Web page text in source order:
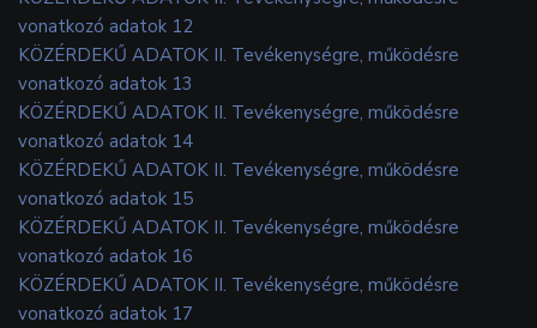
vonatkozó adatok 12
KÖZÉRDEKŰ ADATOK II. Tevékenységre, működésre
vonatkozó adatok 13
KÖZÉRDEKŰ ADATOK II. Tevékenységre, működésre
vonatkozó adatok 14
KÖZÉRDEKŰ ADATOK II. Tevékenységre, működésre
vonatkozó adatok 15
KÖZÉRDEKŰ ADATOK II. Tevékenységre, működésre
vonatkozó adatok 16
KÖZÉRDEKŰ ADATOK II. Tevékenységre, működésre
vonatkozó adatok 17